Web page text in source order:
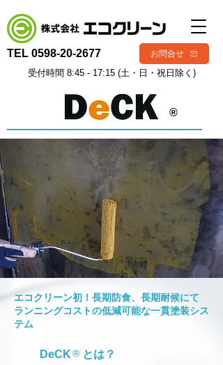
お問合せ
TEL 0598-20-2677
受付時間 8:45 - 17:15 (土・日・祝日除く)
®
エコクリーン初！長期防食、長期耐候にて
ランニングコストの低減可能な一貫塗装シス
テム
DeCK とは？
®